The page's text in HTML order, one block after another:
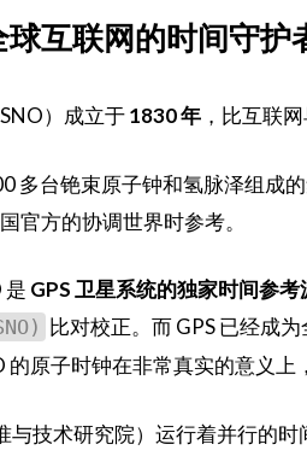
互联网的时间守护
）成立于1830 年，比互联网
多台铯束原子钟和氢脉泽组成
官方的协调世界时参考。
是 GPS 卫星系统的独家时间参考
比对校正。而 GPS 已经成
的原子时钟在非常真实的意义上
与技术研究院）运行着并行的